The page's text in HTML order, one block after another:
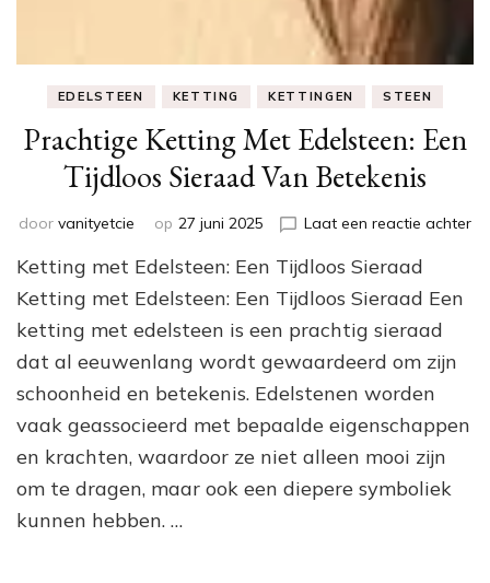
EDELSTEEN KETTING KETTINGEN STEEN
Prachtige Ketting Met Edelsteen: Een
Tijdloos Sieraad Van Betekenis
door vanityetcie op 27 juni 2025 Laat een reactie achterop
Ketting met Edelsteen: Een Tijdloos Sieraad
Ketting met Edelsteen: Een Tijdloos Sieraad Een
ketting met edelsteen is een prachtig sieraad
dat al eeuwenlang wordt gewaardeerd om zijn
schoonheid en betekenis. Edelstenen worden
vaak geassocieerd met bepaalde eigenschappen
en krachten, waardoor ze niet alleen mooi zijn
om te dragen, maar ook een diepere symboliek
kunnen hebben. …